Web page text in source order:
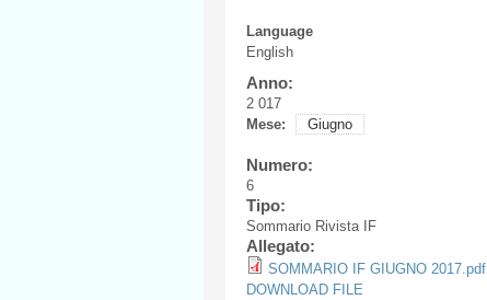
Language
English
Anno:
2 017
Mese:
Giugno
Numero:
6
Tipo:
Sommario Rivista IF
Allegato:
SOMMARIO IF GIUGNO 2017.pdf
DOWNLOAD FILE